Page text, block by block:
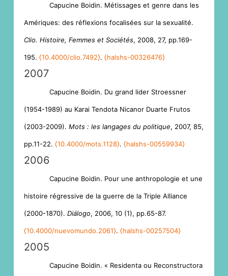
Capucine Boidin. Métissages et genre dans les
Amériques: des réflexions focalisées sur la sexualité.
Clio. Histoire, Femmes et Sociétés, 2008, 27, pp.169-
195. ⟨10.4000/clio.7492⟩. ⟨halshs-00326476⟩
2007
Capucine Boidin. Du grand lider Stroessner
(1954-1989) au Karai Tendota Nicanor Duarte Frutos
(2003-2009). Mots : les langages du politique, 2007, 85,
pp.11-22. ⟨10.4000/mots.1128⟩. ⟨halshs-00559934⟩
2006
Capucine Boidin. Pour une anthropologie et une
histoire régressive de la guerre de la Triple Alliance
(2000-1870). Diálogo, 2006, 10 (1), pp.65-87.
⟨10.4000/nuevomundo.2061⟩. ⟨halshs-00257504⟩
2005
Capucine Boidin. « Residenta ou Reconstructora